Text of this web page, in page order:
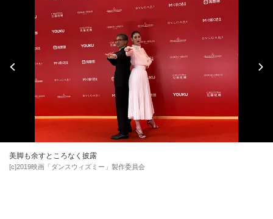
美脚も余すところなく披露
[c]2019映画「ダンスウィズミー」製作委員会